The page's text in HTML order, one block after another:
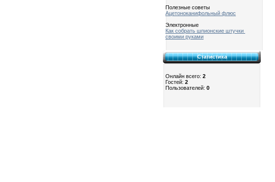
Полезные советы
Ацетоноканифольный флюс
Электронные
Как собрать шпионские штучки
своими руками
Статистика
Онлайн всего: 2
Гостей: 2
Пользователей: 0